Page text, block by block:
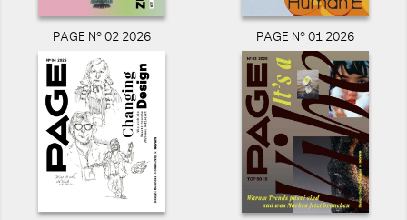
PAGE N° 02 2026 PAGE N° 01 2026